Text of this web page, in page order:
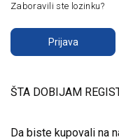
Zaboravili ste lozinku?
Prijava
ŠTA DOBIJAM
Da biste kupovali na